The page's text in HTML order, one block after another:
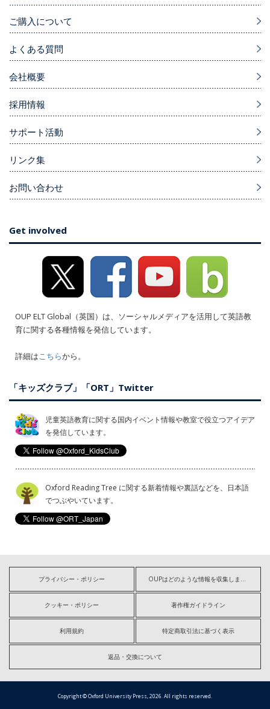
ご購入について
よくある質問
会社概要
採用情報
サポート活動
リンク集
お問い合わせ
Get involved
OUP ELT Global（英国）は、ソーシャルメディアを活用して英語教
育に関する各種情報を発信しています。
詳細は こちらから。
「キッズクラブ」「ORT」Twitter
児童英語教育に関する国内イベント情報や教室で役立つアイデア
を発信しています。
Oxford Reading Tree に関する新着情報や裏話などを、日本語
でつぶやいています。
プライバシー・ポリシー
クッキー・ポリシー 著作権ガイドライン
利用規約 特定商取引法に基づく表示
返品・交換について
Copyright © Oxford University Press, 2026. All rights reserved.